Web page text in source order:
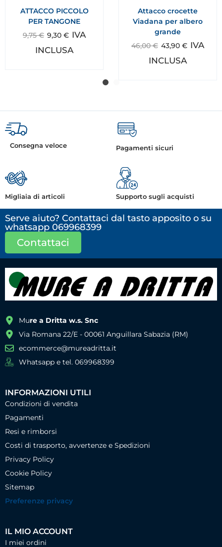
ATTACCO PICCOLO
PER TANGONE
9,75€ 9,30 € IVA
INCLUSA
Attacco crocette
Viadana per albero
grande
46,00€ 43,90 € IVA
INCLUSA
Consegna veloce Pagamenti sicuri
Migliaia di articoli Supporto sugli acquisti
Serve aiuto? Contattaci dal tasto apposito o su
whatsapp 069968399
Contattaci
Mure a Dritta w.s. Snc
Via Romana 22/E - 00061 Anguillara Sabazia (RM)
ecommerce@mureadritta.it
Whatsapp e tel. 069968399
INFORMAZIONI UTILI
Condizioni di vendita
Pagamenti
Resi e rimborsi
Costi di trasporto, avvertenze e Spedizioni
Privacy Policy
Cookie Policy
Sitemap
Preferenze privacy
IL MIO ACCOUNT
I miei ordini